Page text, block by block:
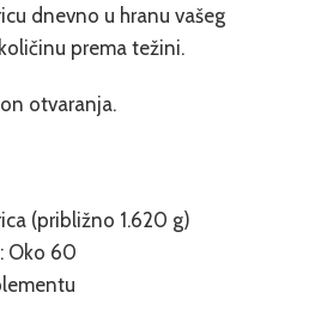
dnevno u hranu vašeg
prema težini.
otvaranja.
(približno 1.620 g)
Oko 60